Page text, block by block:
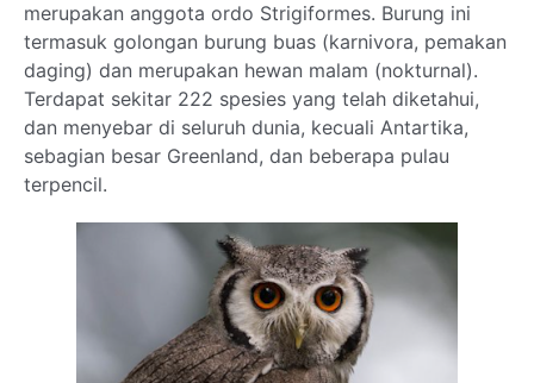
merupakan anggota ordo Strigiformes. Burung ini
termasuk golongan burung buas (karnivora, pemakan
daging) dan merupakan hewan malam (nokturnal).
Terdapat sekitar 222 spesies yang telah diketahui,
dan menyebar di seluruh dunia, kecuali Antartika,
sebagian besar Greenland, dan beberapa pulau
terpencil.